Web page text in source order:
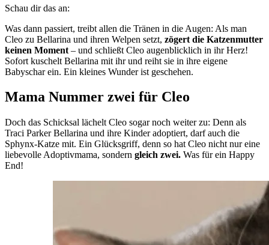
Schau dir das an:
Was dann passiert, treibt allen die Tränen in die Augen: Als man
Cleo zu Bellarina und ihren Welpen setzt, zögert die Katzenmutter
keinen Moment – und schließt Cleo augenblicklich in ihr Herz!
Sofort kuschelt Bellarina mit ihr und reiht sie in ihre eigene
Babyschar ein. Ein kleines Wunder ist geschehen.
Mama Nummer zwei für Cleo
Doch das Schicksal lächelt Cleo sogar noch weiter zu: Denn als
Traci Parker Bellarina und ihre Kinder adoptiert, darf auch die
Sphynx-Katze mit. Ein Glücksgriff, denn so hat Cleo nicht nur eine
liebevolle Adoptivmama, sondern gleich zwei. Was für ein Happy
End!